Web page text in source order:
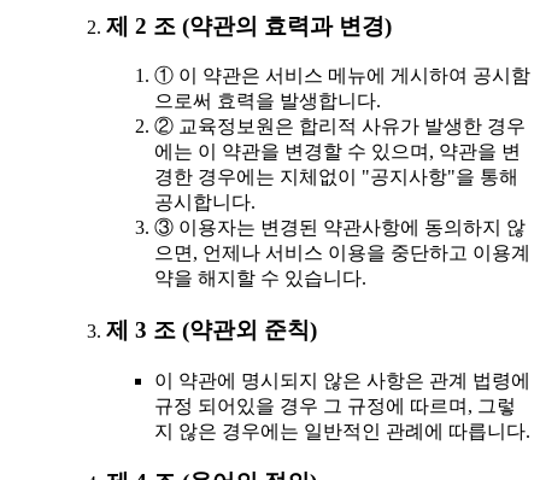
제 2 조 (약관의 효력과 변경)
① 이 약관은 서비스 메뉴에 게시하여 공시함
으로써 효력을 발생합니다.
② 교육정보원은 합리적 사유가 발생한 경우
에는 이 약관을 변경할 수 있으며, 약관을 변
경한 경우에는 지체없이 "공지사항"을 통해
공시합니다.
③ 이용자는 변경된 약관사항에 동의하지 않
으면, 언제나 서비스 이용을 중단하고 이용계
약을 해지할 수 있습니다.
제 3 조 (약관외 준칙)
이 약관에 명시되지 않은 사항은 관계 법령에
규정 되어있을 경우 그 규정에 따르며, 그렇
지 않은 경우에는 일반적인 관례에 따릅니다.